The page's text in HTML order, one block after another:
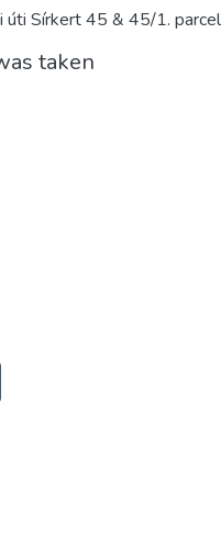
úti Sírkert 45 & 45/1.
taken